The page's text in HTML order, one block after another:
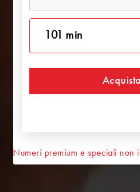
101 min
Numeri premium e speciali non